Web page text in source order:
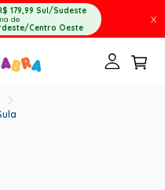
179,99 Sul/Sudeste
de
Centro Oeste
X